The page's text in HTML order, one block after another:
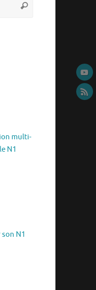
Rechercher
multi-
N1
N1